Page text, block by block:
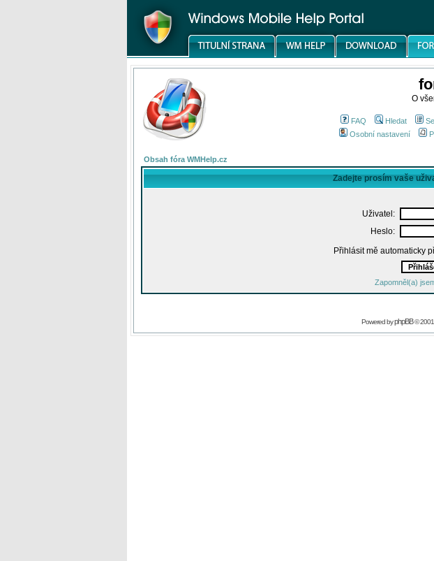
O
FAQ Hledat
Osobní nastavení
Obsah fóra WMHelp.cz
Zadejte prosím vaše
Uživatel:
Heslo:
Přihlásit mě automaticky
Zapomněl(a)
Powered byphpBB©